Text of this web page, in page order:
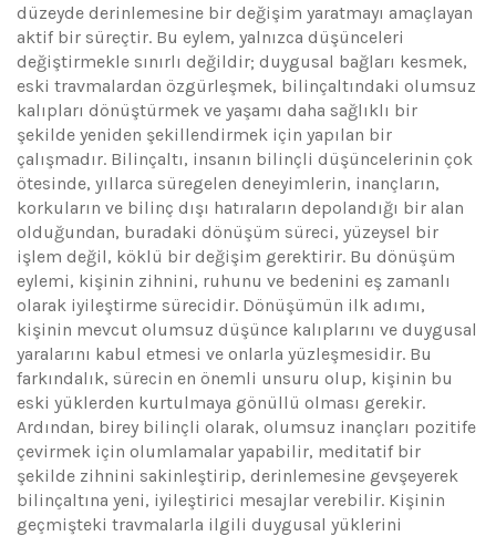
düzeyde derinlemesine bir değişim yaratmayı amaçlayan
aktif bir süreçtir. Bu eylem, yalnızca düşünceleri
değiştirmekle sınırlı değildir; duygusal bağları kesmek,
eski travmalardan özgürleşmek, bilinçaltındaki olumsuz
kalıpları dönüştürmek ve yaşamı daha sağlıklı bir
şekilde yeniden şekillendirmek için yapılan bir
çalışmadır. Bilinçaltı, insanın bilinçli düşüncelerinin çok
ötesinde, yıllarca süregelen deneyimlerin, inançların,
korkuların ve bilinç dışı hatıraların depolandığı bir alan
olduğundan, buradaki dönüşüm süreci, yüzeysel bir
işlem değil, köklü bir değişim gerektirir. Bu dönüşüm
eylemi, kişinin zihnini, ruhunu ve bedenini eş zamanlı
olarak iyileştirme sürecidir. Dönüşümün ilk adımı,
kişinin mevcut olumsuz düşünce kalıplarını ve duygusal
yaralarını kabul etmesi ve onlarla yüzleşmesidir. Bu
farkındalık, sürecin en önemli unsuru olup, kişinin bu
eski yüklerden kurtulmaya gönüllü olması gerekir.
Ardından, birey bilinçli olarak, olumsuz inançları pozitife
çevirmek için olumlamalar yapabilir, meditatif bir
şekilde zihnini sakinleştirip, derinlemesine gevşeyerek
bilinçaltına yeni, iyileştirici mesajlar verebilir. Kişinin
geçmişteki travmalarla ilgili duygusal yüklerini